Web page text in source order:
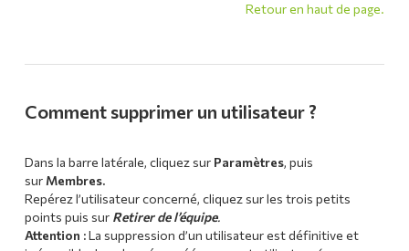
Retour en haut de page.
Comment supprimer un utilisateur ?
Dans la barre latérale, cliquez sur Paramètres, puis
sur Membres.
Repérez l’utilisateur concerné, cliquez sur les trois petits
points puis sur Retirer de l’équipe.
Attention :La suppression d’un utilisateur est définitive et